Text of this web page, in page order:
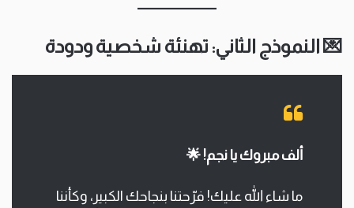
💌 النموذج الثاني: تهنئة شخصية ودودة
ألف مبروك يا نجم! 🌟
ما شاء الله عليك! فرّحتنا بنجاحك الكبير، وكأننا